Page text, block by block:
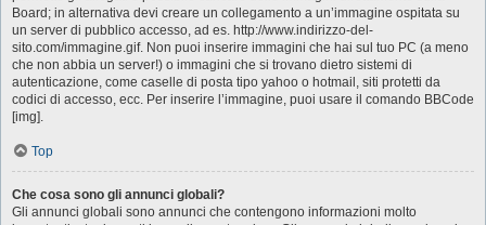
Board; in alternativa devi creare un collegamento a un’immagine ospitata su
un server di pubblico accesso, ad es. http://www.indirizzo-del-
sito.com/immagine.gif. Non puoi inserire immagini che hai sul tuo PC (a meno
che non abbia un server!) o immagini che si trovano dietro sistemi di
autenticazione, come caselle di posta tipo yahoo o hotmail, siti protetti da
codici di accesso, ecc. Per inserire l’immagine, puoi usare il comando BBCode
[img].
Top
Che cosa sono gli annunci globali?
Gli annunci globali sono annunci che contengono informazioni molto